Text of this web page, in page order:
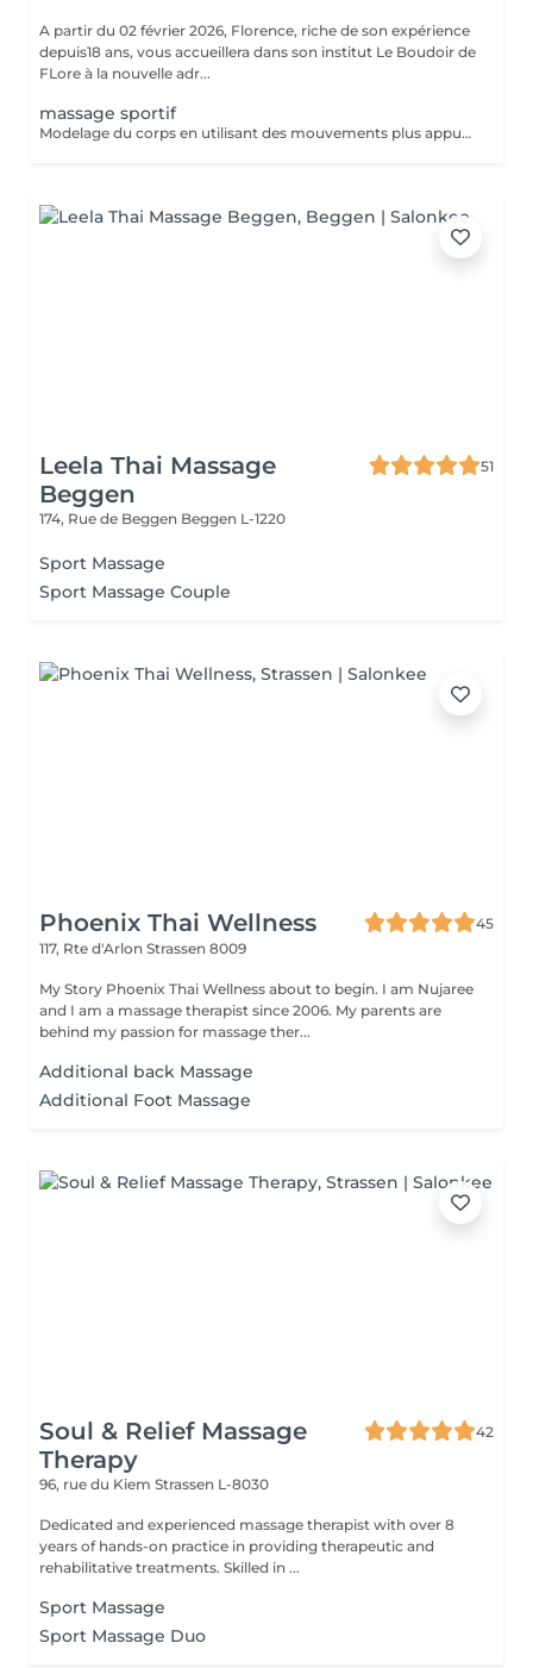
A partir du 02 février 2026, Florence, riche de son expérience
depuis18 ans, vous accueillera dans son institut Le Boudoir de
FLore à la nouvelle adr...
massage sportif
Modelage du corps en utilisant des mouvements plus appuyés et associé à la technique de la madérothérapie.
Leela Thai Massage
Beggen
51
174, Rue de Beggen Beggen L-1220
Sport Massage
Sport Massage Couple
Phoenix Thai Wellness
45
117, Rte d'Arlon Strassen 8009
My Story Phoenix Thai Wellness about to begin. I am Nujaree
and I am a massage therapist since 2006. My parents are
behind my passion for massage ther...
Additional back Massage
Additional Foot Massage
Soul & Relief Massage
Therapy
42
96, rue du Kiem Strassen L-8030
Dedicated and experienced massage therapist with over 8
years of hands-on practice in providing therapeutic and
rehabilitative treatments. Skilled in ...
Sport Massage
Sport Massage Duo